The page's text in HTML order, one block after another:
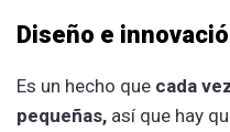
Diseño e
Es un hecho que cada
pequeñas, así que hay